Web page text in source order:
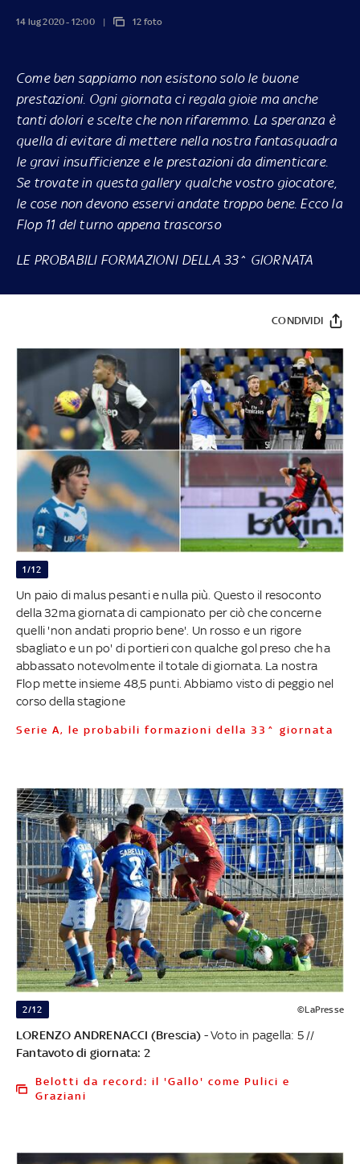
14 lug 2020 - 12:00 12 foto
Come ben sappiamo non esistono solo le buone
prestazioni. Ogni giornata ci regala gioie ma anche
tanti dolori e scelte che non rifaremmo. La speranza è
quella di evitare di mettere nella nostra fantasquadra
le gravi insufficienze e le prestazioni da dimenticare.
Se trovate in questa gallery qualche vostro giocatore,
le cose non devono esservi andate troppo bene. Ecco la
Flop 11 del turno appena trascorso
LE PROBABILI FORMAZIONI DELLA 33^ GIORNATA
CONDIVIDI
1/12
Un paio di malus pesanti e nulla più. Questo il resoconto
della 32ma giornata di campionato per ciò che concerne
quelli 'non andati proprio bene'. Un rosso e un rigore
sbagliato e un po' di portieri con qualche gol preso che ha
abbassato notevolmente il totale di giornata. La nostra
Flop mette insieme 48,5 punti. Abbiamo visto di peggio nel
corso della stagione
Serie A, le probabili formazioni della 33^ giornata
2/12 ©LaPresse
LORENZO ANDRENACCI (Brescia) - Voto in pagella: 5 //
Fantavoto di giornata: 2
Belotti da record: il 'Gallo' come Pulici e
Graziani